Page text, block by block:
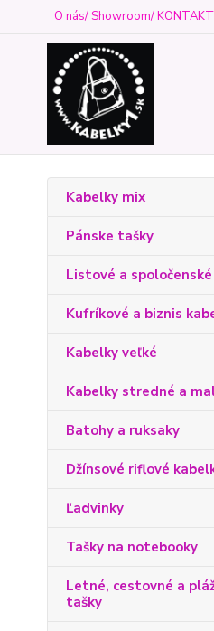
O nás/ Showroom/
Kabelky mix
Pánske tašky
Listové a
Kufríkové a biznis
Kabelky veľké
Kabelky stredné a
Batohy a ruksaky
Džínsové riflové
Ľadvinky
Tašky na notebooky
Letné, cestovné a
tašky